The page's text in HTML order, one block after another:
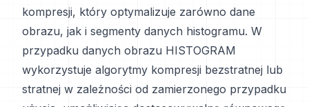
kompresji, który optymalizuje zarówno dane
obrazu, jak i segmenty danych histogramu. W
przypadku danych obrazu HISTOGRAM
wykorzystuje algorytmy kompresji bezstratnej lub
stratnej w zależności od zamierzonego przypadku